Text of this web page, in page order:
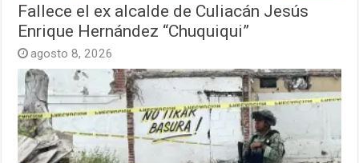
Fallece el ex alcalde de Culiacán Jesús
Enrique Hernández “Chuquiqui”
agosto 8, 2026